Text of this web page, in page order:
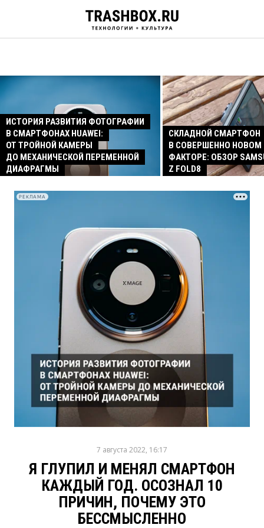
ИСТОРИЯ РАЗВИТИЯ ФОТОГРАФИИ
В СМАРТФОНАХ HUAWEI:
ОТ ТРОЙНОЙ КАМЕРЫ
ДО МЕХАНИЧЕСКОЙ ПЕРЕМЕННОЙ
ДИАФРАГМЫ
СКЛАДНОЙ СМАРТФОН
В СОВЕРШЕННО
ФАКТОРЕ: ОБЗОР
Z FOLD8
РЕКЛАМА
7 августа 2022, 16:17
Я ГЛУПИЛ И МЕНЯЛ СМАРТФОН
КАЖДЫЙ ГОД. ОСОЗНАЛ 10
ПРИЧИН, ПОЧЕМУ ЭТО
БЕССМЫСЛЕННО